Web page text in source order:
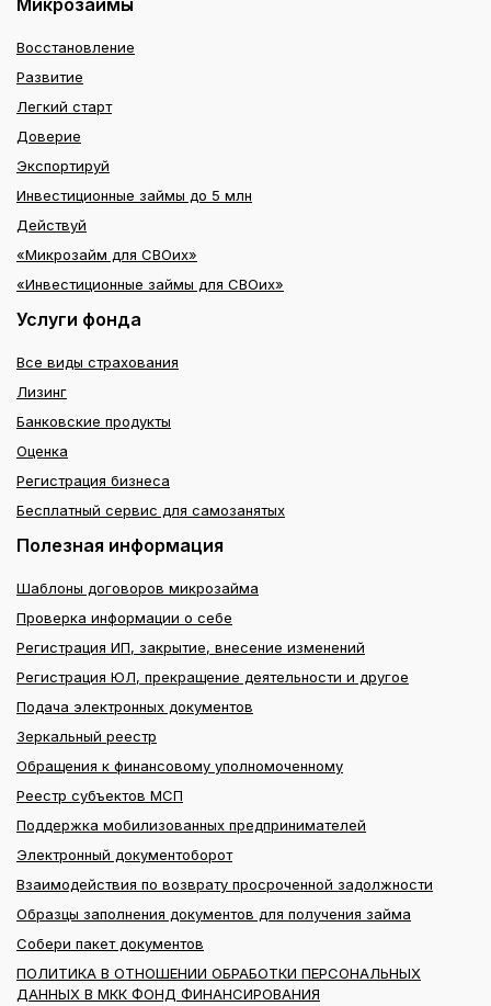
Восстановление
Развитие
Легкий старт
Доверие
Экспортируй
Инвестиционные займы до 5 млн
Действуй
«Микрозайм для СВОих»
«Инвестиционные займы для СВОих»
Услуги фонда
Все виды страхования
Лизинг
Банковские продукты
Оценка
Регистрация бизнеса
Бесплатный сервис для самозанятых
Полезная информация
Шаблоны договоров микрозайма
Проверка информации о себе
Регистрация ИП, закрытие, внесение изменений
Регистрация ЮЛ, прекращение деятельности и другое
Подача электронных документов
Зеркальный реестр
Обращения к финансовому уполномоченному
Реестр субъектов МСП
Поддержка мобилизованных предпринимателей
Электронный документоборот
Взаимодействия по возврату просроченной задолжности
Образцы заполнения документов для получения займа
Собери пакет документов
ПОЛИТИКА В ОТНОШЕНИИ ОБРАБОТКИ ПЕРСОНАЛЬНЫХ
ДАННЫХ В МКК ФОНД ФИНАНСИРОВАНИЯ